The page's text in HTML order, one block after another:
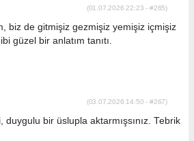
(01.07.2026 22:23 - #265)
biz de gitmişiz gezmişiz yemişiz içmişiz
güzel bir anlatım tanıtı.
(03.07.2026 14:50 - #267)
duygulu bir üslupla aktarmışsınız. Tebrik